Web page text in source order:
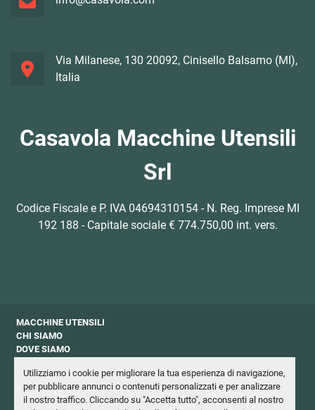
Utilizziamo i cookie per migliorare la tua esperienza di navigazione,
per pubblicare annunci o contenuti personalizzati e per analizzare
il nostro traffico. Cliccando su "Accetta tutto", acconsenti al nostro
Via Milanese, 130 20092, Cinisello Balsamo (MI),
Italia
Casavola Macchine Utensili
Srl
Codice Fiscale e P. IVA 04694310154 - N. Reg. Imprese MI
192 188 - Capitale sociale € 774.750,00 int. vers.
MACCHINE UTENSILI
CHI SIAMO
DOVE SIAMO
PRIVACY
NEWSLETTER